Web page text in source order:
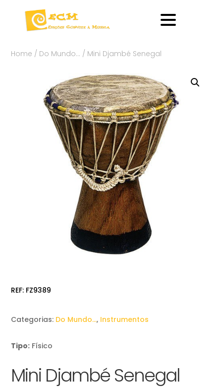
Home / Do Mundo… / Mini Djambé Senegal
REF: FZ9389
Categorias: Do Mundo…, Instrumentos
Tipo: Físico
Mini Djambé Senegal